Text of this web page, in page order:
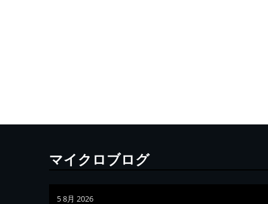
マイクロブログ
5 8月 2026